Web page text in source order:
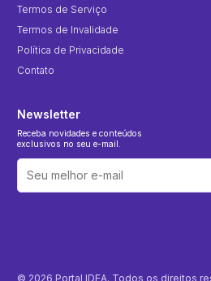
Termos de Serviço
Termos de Invalidade
Política de Privacidade
Contato
Newsletter
Receba novidades e conteúdos
exclusivos no seu e-mail.
© 2026 Portal IDEA. Todos os direitos